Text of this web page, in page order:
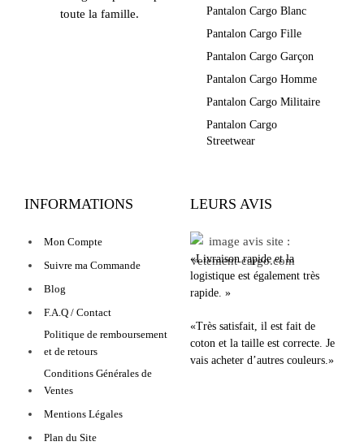
toute la famille.
Pantalon Cargo Blanc
Pantalon Cargo Fille
Pantalon Cargo Garçon
Pantalon Cargo Homme
Pantalon Cargo Militaire
Pantalon Cargo
Streetwear
INFORMATIONS
Mon Compte
Suivre ma Commande
Blog
F.A.Q / Contact
Politique de remboursement
et de retours
Conditions Générales de
Ventes
Mentions Légales
Plan du Site
LEURS AVIS
«Livraison rapide et la
logistique est également très
rapide. »
«Très satisfait, il est fait de
coton et la taille est correcte. Je
vais acheter d’autres couleurs.»